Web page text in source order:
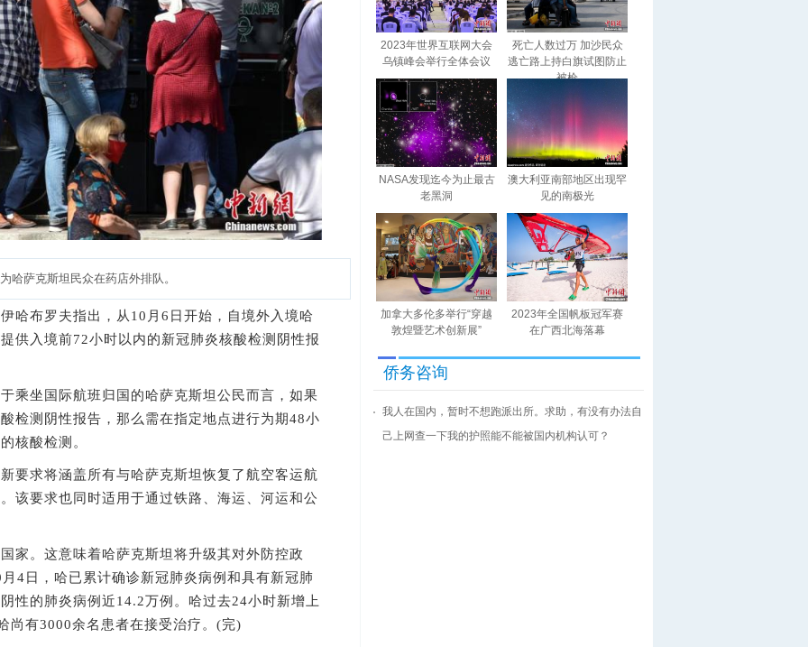
哈萨克斯坦民众在药店外排队。
布罗夫指出，从10月6日开始，自境外入境哈
供入境前72小时以内的新冠肺炎核酸检测阴性报
坐国际航班归国的哈萨克斯坦公民而言，如果
检测阴性报告，那么需在指定地点进行为期48小
核酸检测。
求将涵盖所有与哈萨克斯坦恢复了航空客运航
该要求也同时适用于通过铁路、海运、河运和公
。这意味着哈萨克斯坦将升级其对外防控政
4日，哈已累计确诊新冠肺炎病例和具有新冠肺
性的肺炎病例近14.2万例。哈过去24小时新增上
尚有3000余名患者在接受治疗。(完)
2023年世界互联网大会
乌镇峰会举行全体会议
死亡人数过万 加沙民众
逃亡路上持白旗试图防止
被枪
NASA发现迄今为止最古
老黑洞
澳大利亚南部地区出现罕
见的南极光
加拿大多伦多举行“穿越
敦煌暨艺术创新展”
2023年全国帆板冠军赛
在广西北海落幕
侨务咨询
我人在国内，暂时不想跑派出所。求助，有没有办法自
己上网查一下我的护照能不能被国内机构认可？